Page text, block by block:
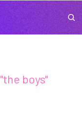
"the boys"